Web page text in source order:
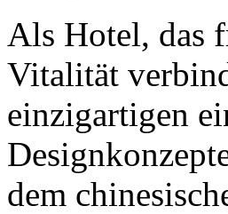
Als Hotel, das
Vitalität
einzigartigen
dem